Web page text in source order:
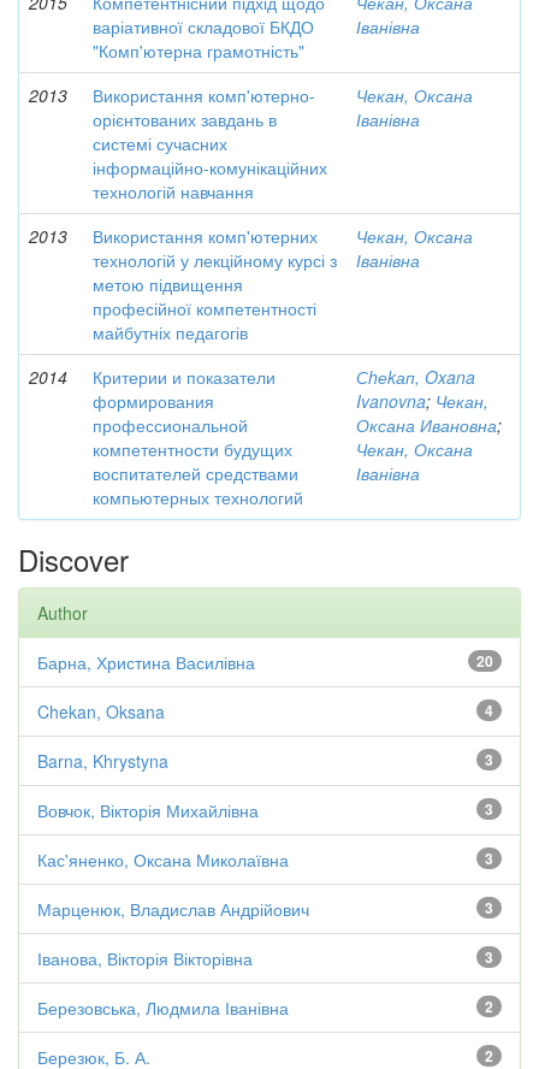
варіативної складової БКДО
"Комп'ютерна грамотність"
Іванівна
2013
Використання комп'ютерно-
орієнтованих завдань в
системі сучасних
інформаційно-комунікаційних
технологій навчання
Чекан, Оксана
Іванівна
2013
Використання комп'ютерних
технологій у лекційному курсі з
метою підвищення
професійної компетентності
майбутніх педагогів
Чекан, Оксана
Іванівна
2014
Критерии и показатели
формирования
профессиональной
компетентности будущих
воспитателей средствами
компьютерных технологий
Сhеkап, Oxana
Ivanovna; Чекан,
Оксана Ивановна;
Чекан, Оксана
Іванівна
Discover
Author
20
Барна, Христина Василівна
4
Chekan, Oksana
3
Barna, Khrystyna
3
Вовчок, Вікторія Михайлівна
3
Кас'яненко, Оксана Миколаївна
3
Марценюк, Владислав Андрійович
3
Іванова, Вікторія Вікторівна
2
Березовська, Людмила Іванівна
2
Березюк, Б. А.